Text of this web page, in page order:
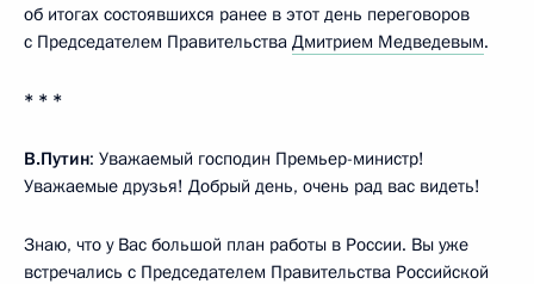
об итогах состоявшихся ранее в этот день переговоров
с Председателем Правительства Дмитрием Медведевым.
* * *
В.Путин: Уважаемый господин Премьер-министр!
Уважаемые друзья! Добрый день, очень рад вас видеть!
Знаю, что у Вас большой план работы в России. Вы уже
встречались с Председателем Правительства Российской